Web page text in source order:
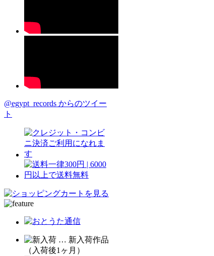
@egypt_records からのツイー
ト
… 新入荷作品
（入荷後1ヶ月）